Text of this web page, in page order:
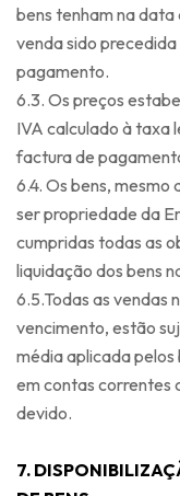
bens tenham na data
venda sido
pagamento.
6.3. Os preços
IVA calculado à taxa
factura de
6.4. Os bens, mesmo
ser propriedade da
cumpridas todas as
liquidação dos bens
6.5.Todas as vendas
vencimento, estão
média aplicada
em contas correntes
devido.
7.